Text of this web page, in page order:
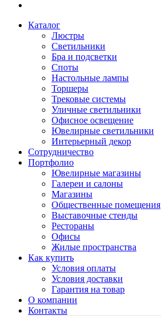
Каталог
Люстры
Светильники
Бра и подсветки
Споты
Настольные лампы
Торшеры
Трековые системы
Уличные светильники
Офисное освещение
Ювелирные светильники
Интерьерный декор
Сотрудничество
Портфолио
Ювелирные магазины
Галереи и салоны
Магазины
Общественные помещения
Выставочные стенды
Рестораны
Офисы
Жилые пространства
Как купить
Условия оплаты
Условия доставки
Гарантия на товар
О компании
Контакты